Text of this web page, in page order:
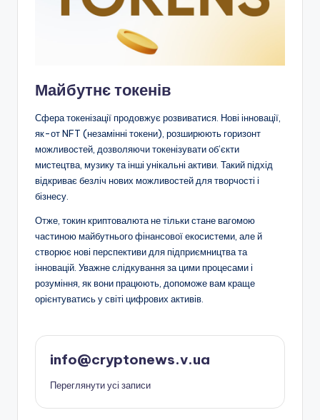
Майбутнє токенів
Сфера токенізації продовжує розвиватися. Нові інновації,
як-от NFT (незамінні токени), розширюють горизонт
можливостей, дозволяючи токенізувати об’єкти
мистецтва, музику та інші унікальні активи. Такий підхід
відкриває безліч нових можливостей для творчості і
бізнесу.
Отже, токин криптовалюта не тільки стане вагомою
частиною майбутнього фінансової екосистеми, але й
створює нові перспективи для підприємництва та
інновацій. Уважне слідкування за цими процесами і
розуміння, як вони працюють, допоможе вам краще
орієнтуватись у світі цифрових активів.
info@cryptonews.v.ua
Переглянути усі записи